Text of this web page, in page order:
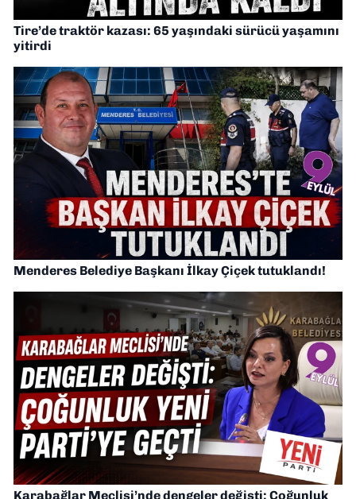
Tire’de traktör kazası: 65 yaşındaki sürücü yaşamını
yitirdi
Menderes Belediye Başkanı İlkay Çiçek tutuklandı!
Karabağlar Meclisi’nde dengeler değişti: Çoğunluk